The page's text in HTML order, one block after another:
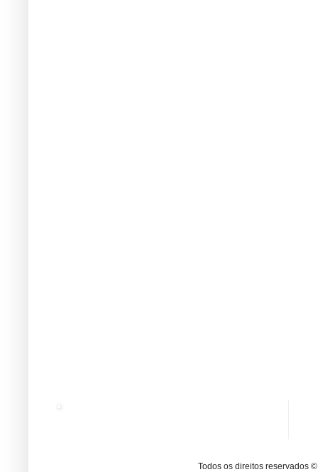
Todos os direitos reservados